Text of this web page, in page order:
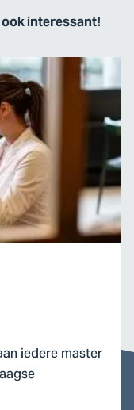
interessant!
iedere master